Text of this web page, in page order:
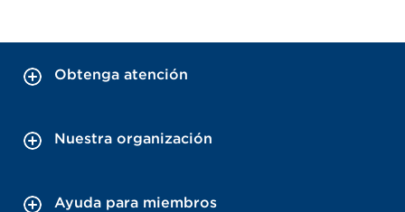
Obtenga atención
Nuestra organización
Ayuda para miembros